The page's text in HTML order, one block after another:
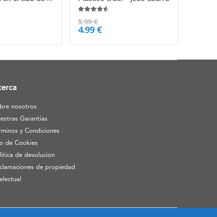
5.99€
4.99 €
nosotros
Garantías
y Condiciones
de Cookies
de devolucion
de propiedad